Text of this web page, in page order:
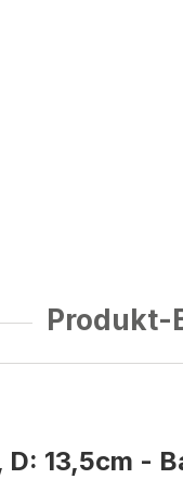
Produkt-
D: 13,5cm -